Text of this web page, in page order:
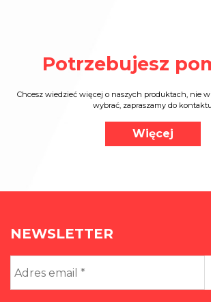
Potrzebujesz
Chcesz wiedzieć więcej o naszych produktach, nie
wybrać, zapraszamy do
Więcej
NEWSLETTER
email
*